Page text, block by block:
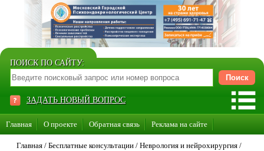
ПОИСК ПО САЙТУ:
ЗАДАТЬ НОВЫЙ ВОПРОС
Главная О проекте Обратная связь Реклама на сайте
Стать консультантом нашего сайта
Главная / Бесплатные консультации / Неврология и нейрохирургия /